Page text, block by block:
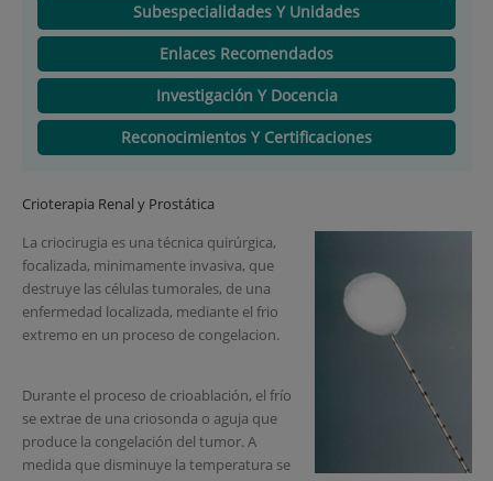
Subespecialidades Y Unidades
Enlaces Recomendados
Investigación Y Docencia
Reconocimientos Y Certificaciones
Crioterapia Renal y Prostática
La criocirugia es una técnica quirúrgica,
focalizada, minimamente invasiva, que
destruye las células tumorales, de una
enfermedad localizada, mediante el frio
extremo en un proceso de congelacion.
Durante el proceso de crioablación, el frío
se extrae de una criosonda o aguja que
produce la congelación del tumor. A
medida que disminuye la temperatura se